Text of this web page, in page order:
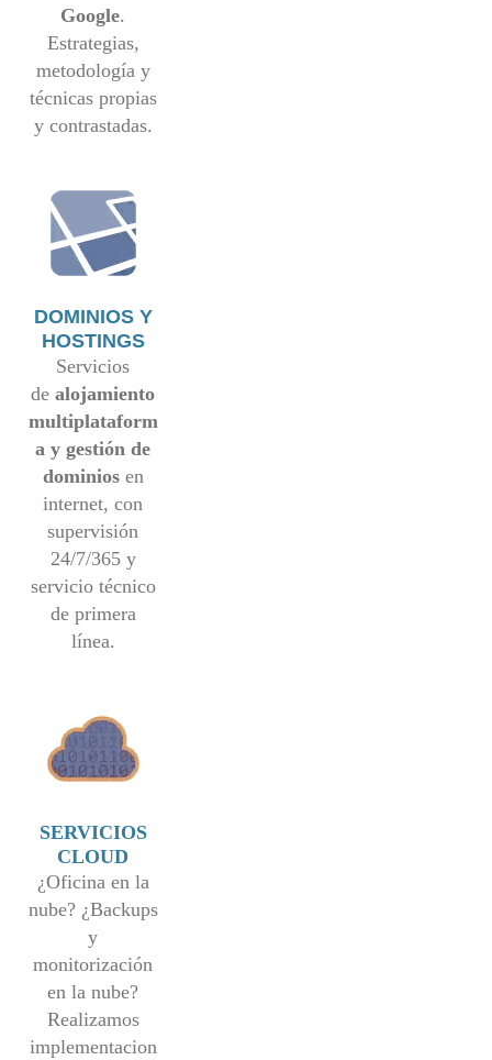
Google.
Estrategias,
metodología y
técnicas propias
y contrastadas.
DOMINIOS Y
HOSTINGS
Servicios
dealojamiento
multiplataform
a y gestión de
dominiosen
internet, con
supervisión
24/7/365 y
servicio técnico
de primera
línea.
SERVICIOS
CLOUD
¿Oficina en la
nube? ¿Backups
y
monitorización
en la nube?
Realizamos
implementacion